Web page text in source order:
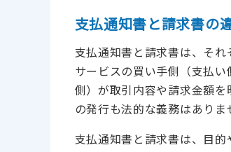
支払通知書と請求書の
支払通知書と請求書は、そ
サービスの買い手側（支払
側）が取引内容や請求金額
の発行も法的な義務はありま
支払通知書と請求書は、目